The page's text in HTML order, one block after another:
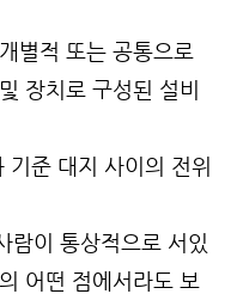
별적 또는 공통으로
장치로 구성된 설비
기준 대지 사이의 전위
람이 통상적으로 서있
어떤 점에서라도 보